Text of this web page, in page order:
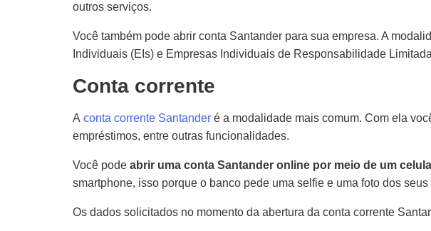
outros serviços.
Você também pode abrir conta Santander para sua empresa. A
Individuais (EIs) e Empresas Individuais de Responsabilidade
Conta corrente
A conta corrente Santander é a modalidade mais comum. Com ela
empréstimos, entre outras funcionalidades.
Você pode abrir uma conta Santander online por meio de um
smartphone, isso porque o banco pede uma selfie e uma foto dos
Os dados solicitados no momento da abertura da conta corrente